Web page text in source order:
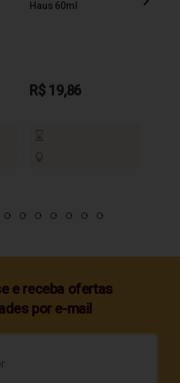
Haus 60ml
R$ 19,86
e receba ofertas
por e-mail